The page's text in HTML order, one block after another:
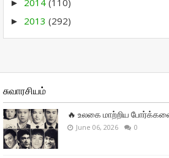
► 2014 (110)
► 2013 (292)
சுவாரசியம்
🔥 உலகை மாற்றிய
June 06, 2026 0